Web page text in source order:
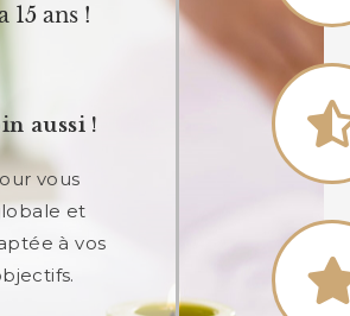
15 ans !
aussi !
vous
et
à vos